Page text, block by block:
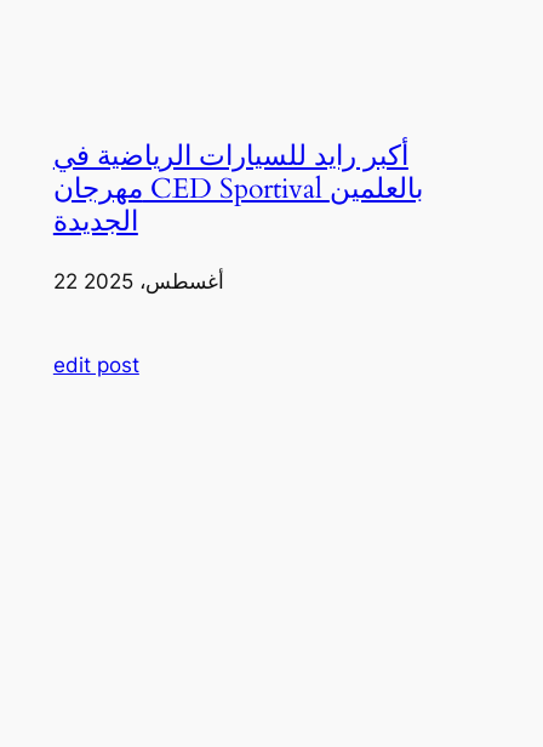
أكبر رايد للسيارات الرياضية في
مهرجان CED Sportival بالعلمين
الجديدة
22 أغسطس، 2025
edit post